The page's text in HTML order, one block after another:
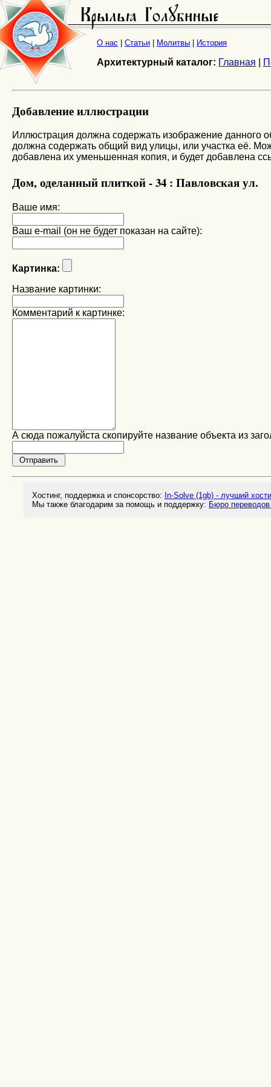
О нас Статьи Молитвы История
Архитектурный каталог: Главная
Добавление иллюстрации
Иллюстрация должна содержать изображение данного
должна содержать общий вид улицы, или участка её.
добавлена их уменьшенная копия, и будет добавлена
Дом, оделанный плиткой - 34 : Павловская ул.
Ваше имя:
Ваш e-mail (он не будет показан на сайте):
Картинка:
Название картинки:
Комментарий к картинке:
А сюда пожалуйста скопируйте название объекта из
Хостинг, поддержка и спонсорство: In-Solve (1gb) - лучший
Мы также благодарим за помощь и поддержку: Бюро переводов